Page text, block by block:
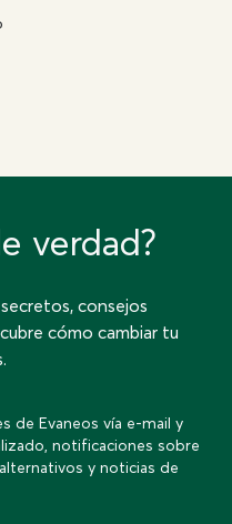
verdad?
consejos
cómo cambiar tu
de Evaneos vía e-mail y
notificaciones sobre
y noticias de